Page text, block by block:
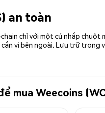
an toàn
chỉ với một cú nhấp chuột
ví bên ngoài. Lưu trữ
mua Weecoins